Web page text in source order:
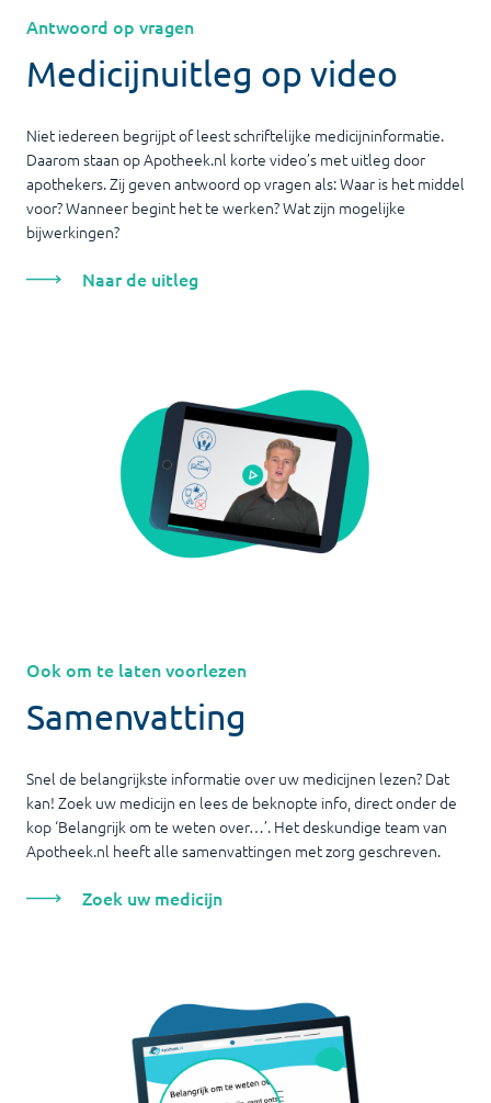
Antwoord op vragen
Medicijnuitleg op video
Niet iedereen begrijpt of leest schriftelijke medicijninformatie.
Daarom staan op Apotheek.nl korte video’s met uitleg door
apothekers. Zij geven antwoord op vragen als: Waar is het middel
voor? Wanneer begint het te werken? Wat zijn mogelijke
bijwerkingen?
Naar de uitleg
Ook om te laten voorlezen
Samenvatting
Snel de belangrijkste informatie over uw medicijnen lezen? Dat
kan! Zoek uw medicijn en lees de beknopte info, direct onder de
kop ‘Belangrijk om te weten over…’. Het deskundige team van
Apotheek.nl heeft alle samenvattingen met zorg geschreven.
Zoek uw medicijn